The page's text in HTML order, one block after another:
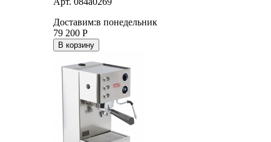
Доставим:в понедельник
79 200 Р
В корзину